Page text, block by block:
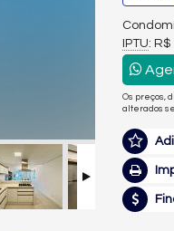
IPTU: R$
Os preços,
alterados